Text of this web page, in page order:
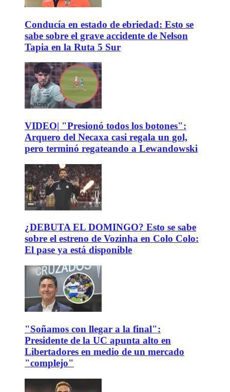
Conducía en estado de ebriedad: Esto se
sabe sobre el grave accidente de Nelson
Tapia en la Ruta 5 Sur
VIDEO| "Presionó todos los botones":
Arquero del Necaxa casi regala un gol,
pero terminó regateando a Lewandowski
¿DEBUTA EL DOMINGO? Esto se sabe
sobre el estreno de Vozinha en Colo Colo:
El pase ya está disponible
"Soñamos con llegar a la final":
Presidente de la UC apunta alto en
Libertadores en medio de un mercado
"complejo"